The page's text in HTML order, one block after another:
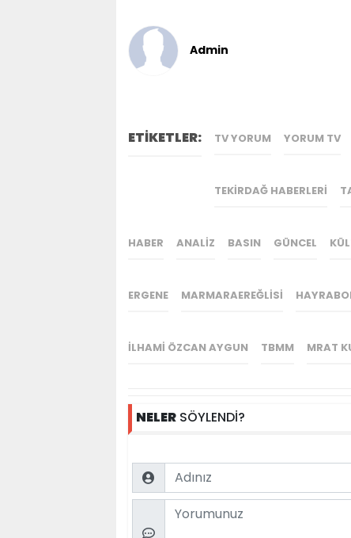
Admin
ETİKETLER: TV YORUM YORUM TV
TEKIRDAĞ HABERLERI
HABER ANALIZ BASIN GÜNCEL
ERGENE MARMARAEREĞLISI
ILHAMI ÖZCAN AYGUN TBMM MRAT
NELER SÖYLENDİ?
Name
Comment